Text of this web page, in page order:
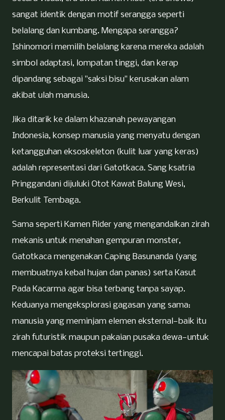
sangat identik dengan motif serangga seperti
belalang dan kumbang. Mengapa serangga?
Ishinomori memilih belalang karena mereka adalah
simbol adaptasi, lompatan tinggi, dan kerap
dipandang sebagai "saksi bisu" kerusakan alam
akibat ulah manusia.
Jika ditarik ke dalam khazanah pewayangan
Indonesia, konsep manusia yang menyatu dengan
ketangguhan eksoskeleton (kulit luar yang keras)
adalah representasi dari Gatotkaca. Sang ksatria
Pringgandani dijuluki Otot Kawat Balung Wesi,
Berkulit Tembaga.
Sama seperti Kamen Rider yang mengandalkan zirah
mekanis untuk menahan gempuran monster,
Gatotkaca mengenakan Caping Basunanda (yang
membuatnya kebal hujan dan panas) serta Kasut
Pada Kacarma agar bisa terbang tanpa sayap.
Keduanya mengeksplorasi gagasan yang sama:
manusia yang meminjam elemen eksternal—baik itu
zirah futuristik maupun pakaian pusaka dewa—untuk
mencapai batas proteksi tertinggi.